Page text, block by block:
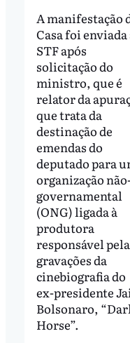
A manifestação
Casa foi enviada
STF após
solicitação do
ministro, que é
relator da
que trata da
destinação de
emendas do
deputado para
organização
governamental
(ONG) ligada à
produtora
responsável
gravações da
cinebiografia do
ex-presidente
Bolsonaro,
Horse”.